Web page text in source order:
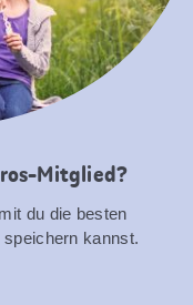
Mitglied?
du die besten
kannst.